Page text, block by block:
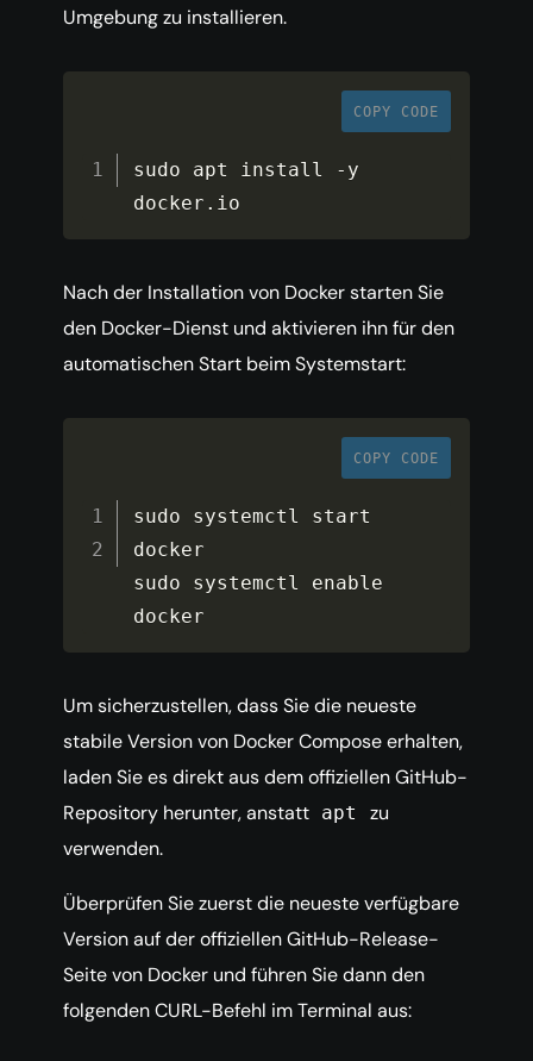
Umgebung zu installieren.
COPY CODE
sudo apt install - y
docker . io
Nach der Installation von Docker starten Sie
den Docker-Dienst und aktivieren ihn für den
automatischen Start beim Systemstart:
COPY CODE
sudo systemctl start
docker
sudo systemctl enable
docker
Um sicherzustellen, dass Sie die neueste
stabile Version von Docker Compose erhalten,
laden Sie es direkt aus dem offiziellen GitHub-
Repository herunter, anstatt apt
zu
verwenden.
Überprüfen Sie zuerst die neueste verfügbare
Version auf der offiziellen GitHub-Release-
Seite von Docker und führen Sie dann den
folgenden CURL-Befehl im Terminal aus: